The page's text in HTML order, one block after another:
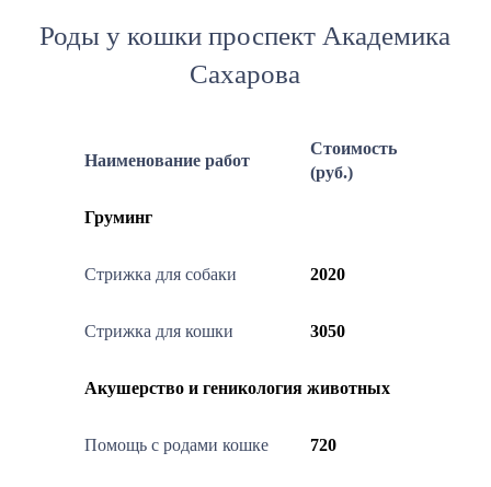
Роды у кошки проспект Академика
Сахарова
Наименование работ
Стоимость
(руб.)
Груминг
Стрижка для собаки 2020
Стрижка для кошки 3050
Акушерство и геникология животных
Помощь с родами кошке 720